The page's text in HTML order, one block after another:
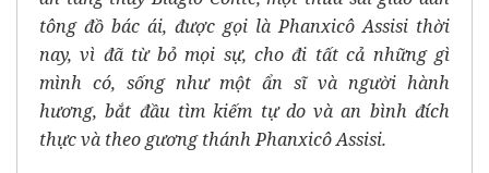
tông đồ bác ái, được gọi là Phanxicô Assisi thời
nay, vì đã từ bỏ mọi sự, cho đi tất cả những gì
mình có, sống như một ẩn sĩ và người hành
hương, bắt đầu tìm kiếm tự do và an bình đích
thực và theo gương thánh Phanxicô Assisi.